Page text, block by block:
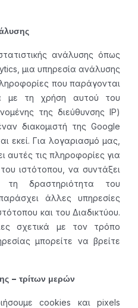
ανάλυσης όπως
μια υπηρεσία ανάλυσης
που παράγονται
με τη χρήση αυτού του
της διεύθυνσης IP)
διακομιστή της Google
εκεί. Για λογαριασμό μας,
αυτές τις πληροφορίες για
ιστότοπου, να συντάξει
δραστηριότητα του
άλλες υπηρεσίες
και του Διαδικτύου.
σχετικά με τον τρόπο
μπορείτε να βρείτε
– τρίτων μερών
cookies και pixels